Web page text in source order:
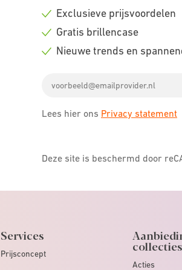
Check
Exclusieve prijsvoordelen
Check
Gratis brillencase
Nieuwe trends en
address
Lees hier ons Privacy statement
Deze site is beschermd door
Services
Prijsconcept collecties
Acties